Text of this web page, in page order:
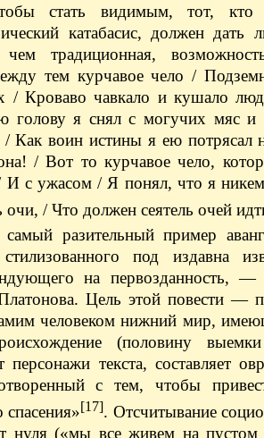
стать видимым, тот, кто
катабасис, должен дать
традиционная,
тем курчавое чело /
/ Кроваво чавкало и кушало
я снял с могучих мяс и
/ Как воин истины я ею потрясал
/ Вот то курчавое чело,
И с ужасом / Я понял, что я
очи, / Что должен сеятель очей
разительный пример
под издавна
на первозданность, —
Цель этой повести —
человеком нижний мир,
(половину
текста, составляет
с тем, чтобы
[17]. Отсчитывание
нуля («мы все живем на пустом